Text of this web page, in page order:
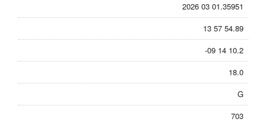
2026 03 01.35951
13 57 54.89
-09 14 10.2
18.0
G
703